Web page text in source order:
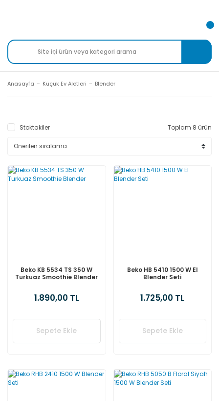
Anasayfa Küçük Ev Aletleri Blender
Stoktakiler Toplam 8 ürün
Beko KB 5534 TS 350 W
Turkuaz Smoothie Blender
1.890,00 TL
Sepete Ekle
Beko HB 5410 1500 W El
Blender Seti
1.725,00 TL
Sepete Ekle